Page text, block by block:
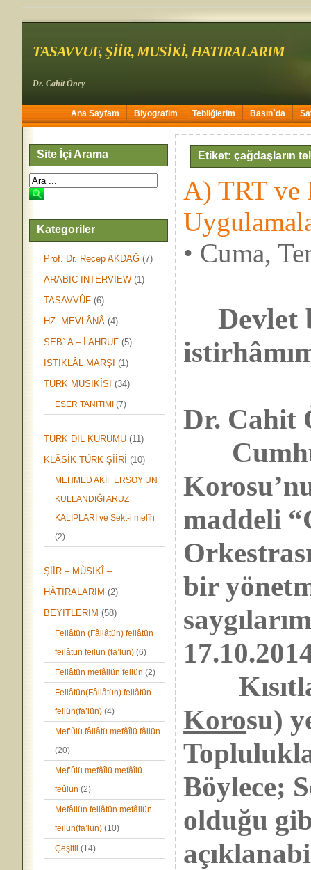
TASAVVUF, ŞİİR, MUSİKİ, HATIRALARIM
Dr. Cahit Öney
Ana Sayfam Biyografim Tebliğlerim Basın`da
Site İçi Arama
Kategoriler
Prof. Dr. Recep AKDAĞ (7)
ARABIC INTERVIEW (1)
TASAVVÛF (6)
HZ. MEVLÂNÂ (4)
SEB` A – İ AHRUF (5)
İSTİKLÂL MARŞI (1)
TÜRK MUSIKÎSİ (34)
ESER TANITIMI (7)
TÜRK DİL KURUMU (11)
KLÂSİK TÜRK ŞİİRİ (10)
MEHMED AKİF ERSOY’UN
KULLANDIĞI ARUZ
KALIPLARI ve Sekt-i melîh
(2)
ŞİİR – MÙSIKÎ –
HÂTIRALARIM (2)
BEYİTLERİM (58)
Feilâtün (Fâilâtün) feilâtün
feilâtün feilün (fa’lün) (6)
Feilâtün mefâilün feilün (2)
Feilâtün(Fâilâtün) feilâtün
feilün(fa’lün) (4)
Mef’ùlü fâilâtü mefâîlü fâilün
(20)
Mef’ûlü mefâîlü mefâîlü
feûlün (2)
Mefâilün feilâtün mefâilün
feilün(fa’lün) (10)
Çeşitli (14)
Etiket: çağdaşların
A) TRT ve
• Cuma,
Devlet
i
Dr. Cahit
maddeli
bir
Korosu)
Böylece;
olduğu